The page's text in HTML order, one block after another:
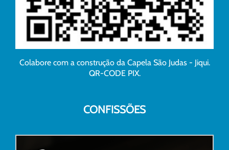
Colabore com a construção da Capela São Judas - Jiqui.
QR-CODE PIX.
CONFISSÕES